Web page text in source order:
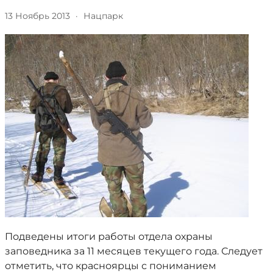
13 Ноябрь 2013 · Нацпарк
Подведены итоги работы отдела охраны
заповедника за 11 месяцев текущего года. Следует
отметить, что красноярцы с пониманием